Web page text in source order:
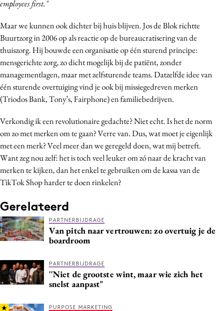
employees first."
Maar we kunnen ook dichter bij huis blijven. Jos de Blok richtte
Buurtzorg in 2006 op als reactie op de bureaucratisering van de
thuiszorg. Hij bouwde een organisatie op één sturend principe:
mensgerichte zorg, zo dicht mogelijk bij de patiënt, zonder
managementlagen, maar met zelfsturende teams. Datzelfde idee van
één sturende overtuiging vind je ook bij missiegedreven merken
(Triodos Bank, Tony’s, Fairphone) en familiebedrijven.
Verkondig ik een revolutionaire gedachte? Niet echt. Is het de norm
om zo met merken om te gaan? Verre van. Dus, wat moet je eigenlijk
met een merk? Veel meer dan we geregeld doen, wat mij betreft.
Want zeg nou zelf: het is toch veel leuker om zó naar de kracht van
merken te kijken, dan het enkel te gebruiken om de kassa van de
TikTok Shop harder te doen rinkelen?
Gerelateerd
PARTNERBIJDRAGE
Van pitch naar vertrouwen: zo overtuig je de
boardroom
PARTNERBIJDRAGE
''Niet de grootste wint, maar wie zich het
snelst aanpast"
PURPOSE MARKETING